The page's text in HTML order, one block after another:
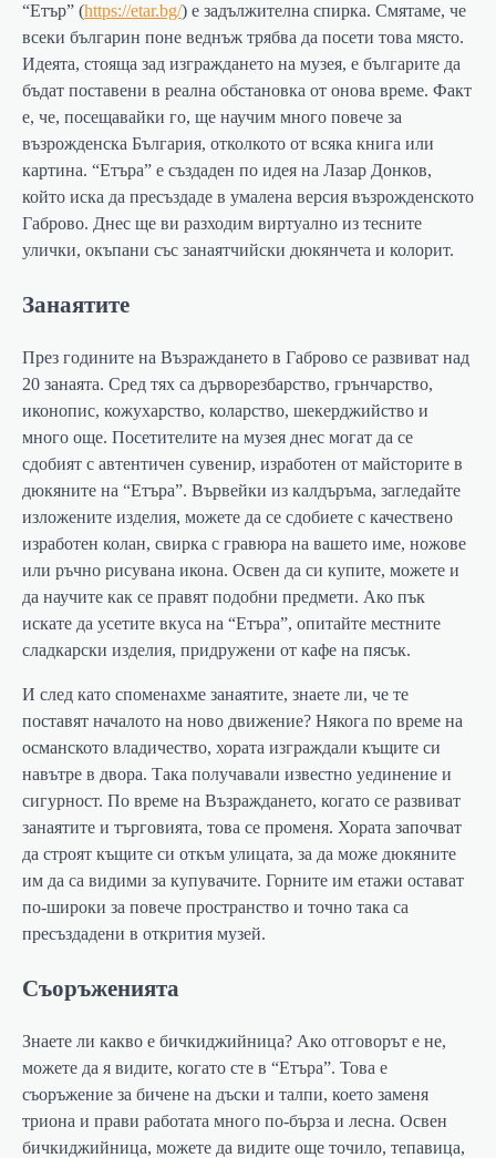
“Етър” (https://etar.bg/) е задължителна спирка. Смятаме, че
всеки българин поне веднъж трябва да посети това място.
Идеята, стояща зад изграждането на музея, е българите да
бъдат поставени в реална обстановка от онова време. Факт
е, че, посещавайки го, ще научим много повече за
възрожденска България, отколкото от всяка книга или
картина. “Етъра” е създаден по идея на Лазар Донков,
който иска да пресъздаде в умалена версия възрожденското
Габрово. Днес ще ви разходим виртуално из тесните
улички, окъпани със занаятчийски дюкянчета и колорит.
Занаятите
През годините на Възраждането в Габрово се развиват над
20 занаята. Сред тях са дърворезбарство, грънчарство,
иконопис, кожухарство, коларство, шекерджийство и
много още. Посетителите на музея днес могат да се
сдобият с автентичен сувенир, изработен от майсторите в
дюкяните на “Етъра”. Вървейки из калдъръма, загледайте
изложените изделия, можете да се сдобиете с качествено
изработен колан, свирка с гравюра на вашето име, ножове
или ръчно рисувана икона. Освен да си купите, можете и
да научите как се правят подобни предмети. Ако пък
искате да усетите вкуса на “Етъра”, опитайте местните
сладкарски изделия, придружени от кафе на пясък.
И след като споменахме занаятите, знаете ли, че те
поставят началото на ново движение? Някога по време на
османското владичество, хората изграждали къщите си
навътре в двора. Така получавали известно уединение и
сигурност. По време на Възраждането, когато се развиват
занаятите и търговията, това се променя. Хората започват
да строят къщите си откъм улицата, за да може дюкяните
им да са видими за купувачите. Горните им етажи остават
по-широки за повече пространство и точно така са
пресъздадени в открития музей.
Съоръженията
Знаете ли какво е бичкиджийница? Ако отговорът е не,
можете да я видите, когато сте в “Етъра”. Това е
съоръжение за бичене на дъски и талпи, което заменя
триона и прави работата много по-бърза и лесна. Освен
бичкиджийница, можете да видите още точило, тепавица,